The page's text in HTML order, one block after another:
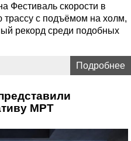
Фестиваль скорости в
трассу с подъёмом на холм,
рекорд среди подобных
Подробнее
МРТ